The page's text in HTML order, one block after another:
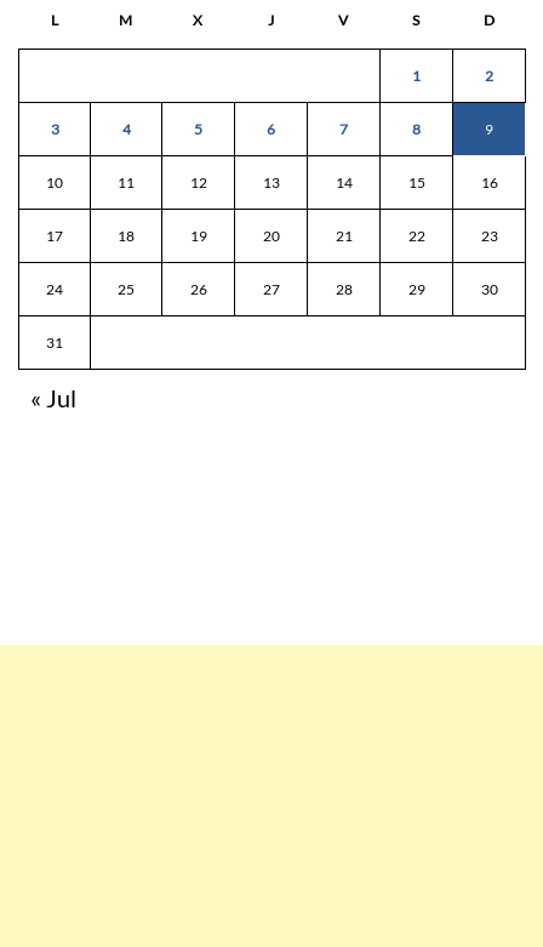
L M X J V S D
1 2
3 4 5 6 7 8 9
10 11 12 13 14 15 16
17 18 19 20 21 22 23
24 25 26 27 28 29 30
31
« Jul